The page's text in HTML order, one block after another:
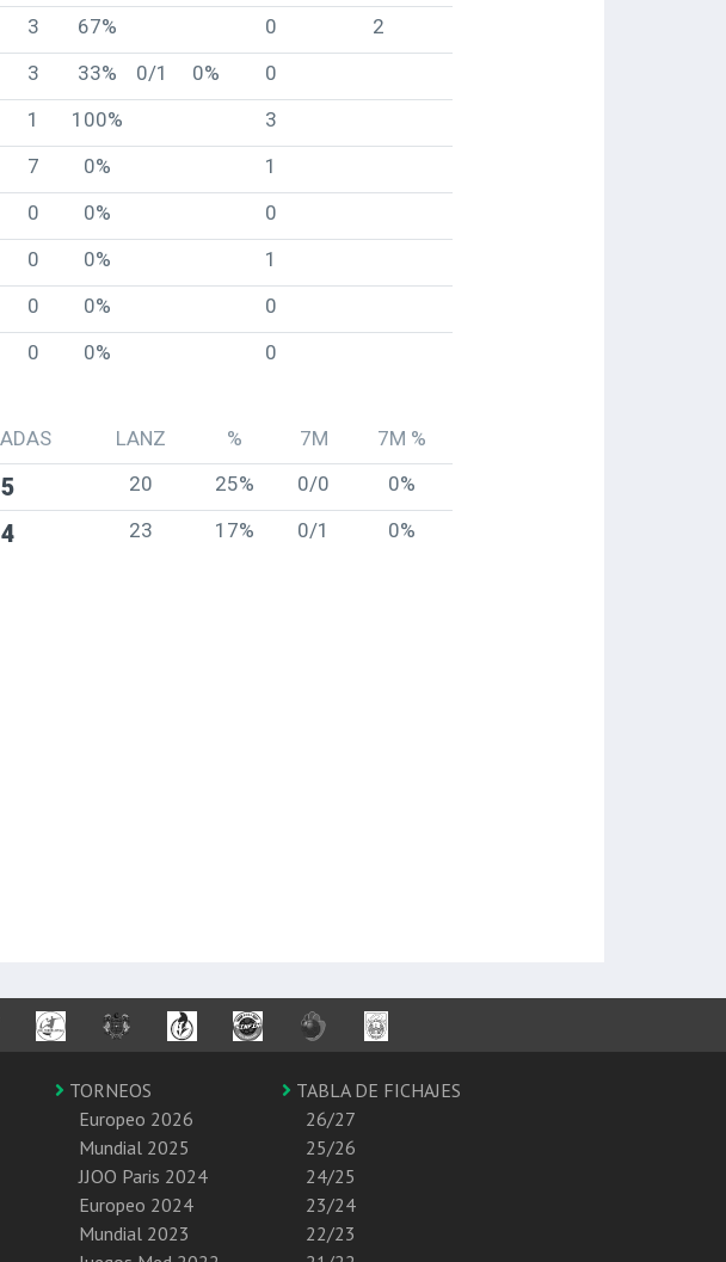
3 67% 0
2
3 33% 0/1 0%
0
1 100%
3
7 0%
1
0 0%
0
0 0%
1
0 0%
0
0 0% 0
LANZ % 7M
7M %
5 20 25% 0/0
0%
4 23 17% 0/1 0%
TORNEOS
Europeo 2026
Mundial 2025
JJOO Paris 2024
Europeo 2024
Mundial 2023
TABLA DE FICHAJES
26/27
25/26
24/25
23/24
22/23